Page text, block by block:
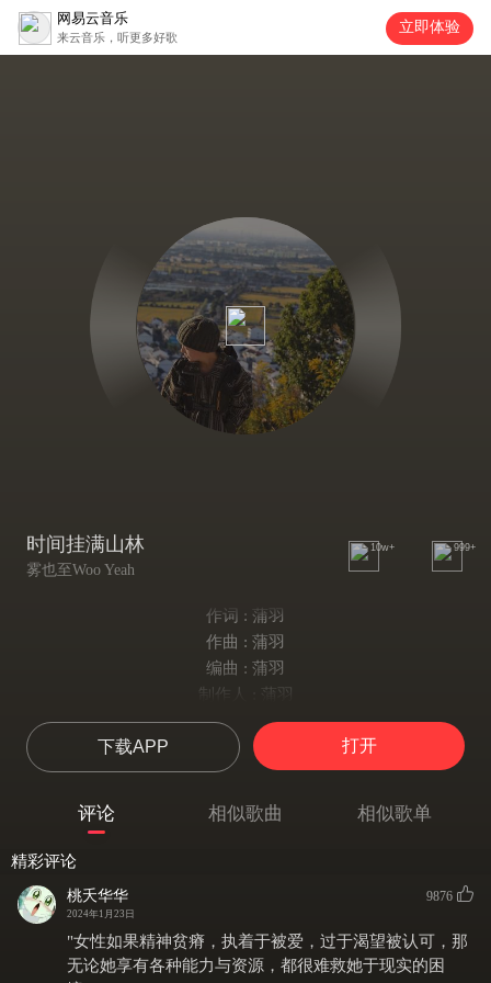
网易云音乐
来云音乐，听更多好歌
立即体验
时间挂满山林
雾也至Woo Yeah
10w+ 999+
作词 : 蒲羽
作曲 : 蒲羽
编曲 : 蒲羽
制作人 : 蒲羽
我从山上走下
拾尽落在天边的朝霞
我将她们都藏进
我从山上走下
你不归的芳华
时间造我
下载APP 打开
评论 相似歌曲 相似歌单
精彩评论
桃夭华华
2024年1月23日
9876
"女性如果精神贫瘠，执着于被爱，过于渴望被认可，那
无论她享有各种能力与资源，都很难救她于现实的困